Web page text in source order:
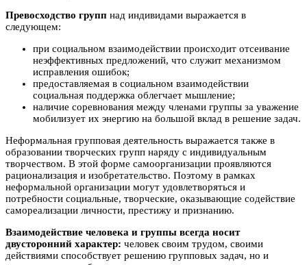
Превосходство групп над индивидами выражается в
следующем:
при социальном взаимодействии происходит отсеивание
неэффективных предложений, что служит механизмом
исправления ошибок;
предоставляемая в социальном взаимодействии
социальная поддержка облегчает мышление;
наличие соревнования между членами группы за уважение
мобилизует их энергию на большой вклад в решение задач.
Неформальная групповая деятельность выражается также в
образовании творческих групп наряду с индивидуальным
творчеством. В этой форме самоорганизации проявляются
рационализация и изобретательство. Поэтому в рамках
неформальной организации могут удовлетворяться и
потребности социальные, творческие, оказывающие содействие
самореализации личности, престижу и признанию.
Взаимодействие человека и группы всегда носит
двусторонний характер: человек своим трудом, своими
действиями способствует решению групповых задач, но и